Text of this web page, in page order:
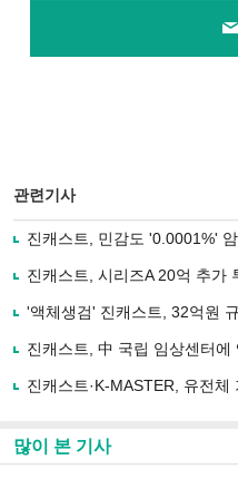
관련기사
진캐스트, 민감도 '0.0001%'
진캐스트, 시리즈A 20억 추가
'액체생검' 진캐스트, 32억원
진캐스트, 中 국립 임상센터에
진캐스트·K-MASTER, 유전
많이 본 기사